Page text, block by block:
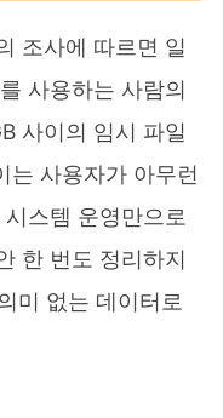
조사에 따르면 일
사용하는 사람의
사이의 임시 파일
는 사용자가 아무런
스템 운영만으로
한 번도 정리하지
미 없는 데이터로